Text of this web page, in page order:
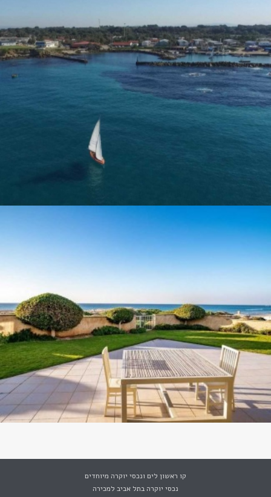
קו ראשון לים ונכסי יוקרה מיוחדים
נכסי יוקרה בתל אביב למכירה